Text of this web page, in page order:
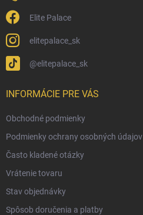
Elite Palace
elitepalace_sk
@elitepalace_sk
INFORMÁCIE PRE VÁS
Obchodné podmienky
Podmienky ochrany osobných údajov
Často kladené otázky
Vrátenie tovaru
Stav objednávky
Spôsob doručenia a platby